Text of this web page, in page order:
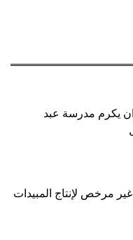
يكرم مدرسة عبد
مرخص لإنتاج المبيدات